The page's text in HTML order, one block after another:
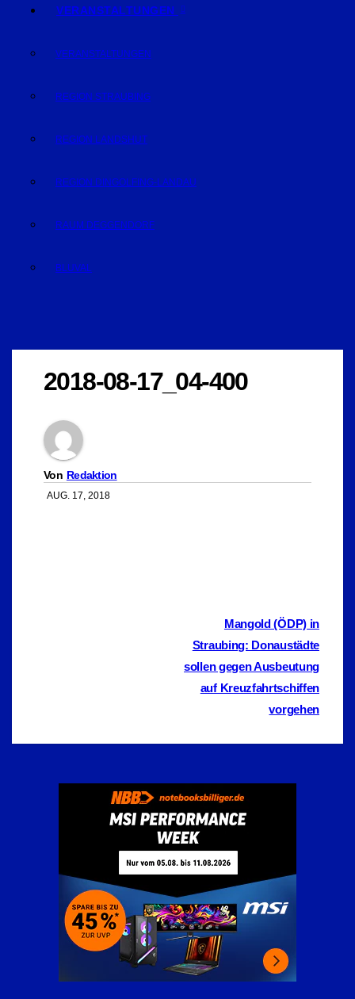
VERANSTALTUNGEN
VERANSTALTUNGEN
REGION STRAUBING
REGION LANDSHUT
REGION DINGOLFING-LANDAU
RAUM DEGGENDORF
BLUVAL
2018-08-17_04-400
Von Redaktion
AUG. 17, 2018
BeitragsnavigationMangold (ÖDP) in
Straubing: Donaustädte
sollen gegen Ausbeutung
auf Kreuzfahrtschiffen
vorgehen